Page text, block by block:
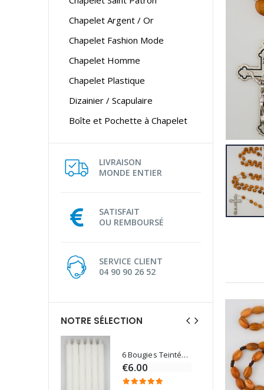
Chapelet Argent / Or
Chapelet Fashion Mode
Chapelet Homme
Chapelet Plastique
Dizainier / Scapulaire
Boîte et Pochette à Chapelet
LIVRAISON
MONDE ENTIER
SATISFAIT
OU REMBOURSÉ
SERVICE CLIENT
04 90 90 26 52
NOTRE SÉLECTION
6 Bougies Teintées Masse Couleur Blanche
€6.00